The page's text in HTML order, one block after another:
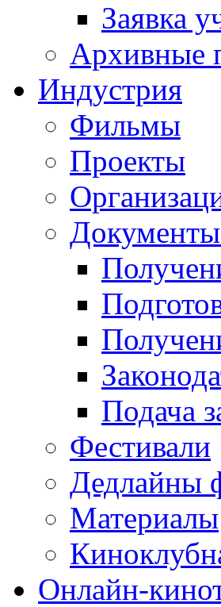
Заявка
Архивные
Индустрия
Фильмы
Проекты
Подача
Фестивали
Дедлайны
Материалы
Онлайн-